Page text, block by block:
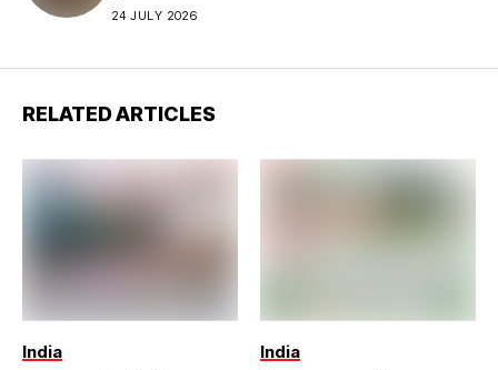
24 JULY 2026
RELATED ARTICLES
India India